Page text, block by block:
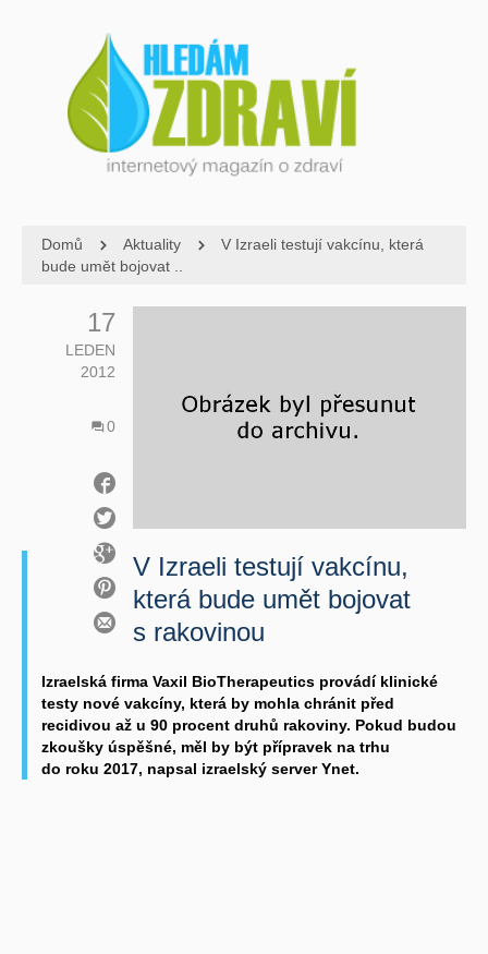
Domů Aktuality
V Izraeli testují vakcínu, která
bude umět bojovat ..
17
LEDEN
2012
0
V Izraeli testují vakcínu,
která bude umět bojovat
s rakovinou
Izraelská firma Vaxil BioTherapeutics provádí klinické
testy nové vakcíny, která by mohla chránit před
recidivou až u 90 procent druhů rakoviny. Pokud budou
zkoušky úspěšné, měl by být přípravek na trhu
do roku 2017, napsal izraelský server Ynet.